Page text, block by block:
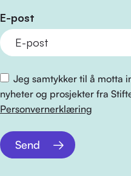
E-post
Jeg samtykker til å motta
nyheter og prosjekter fra
Personvernerklæring
Send